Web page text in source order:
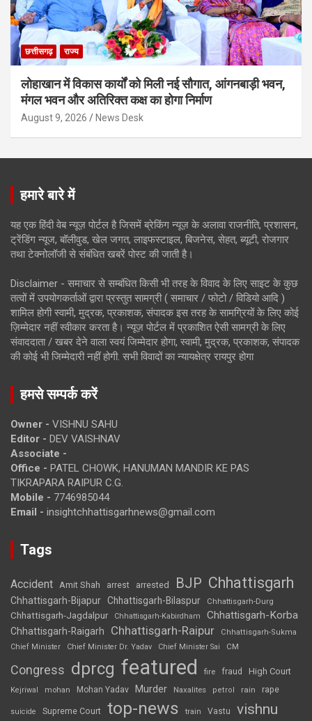
छत्तीसगढ़ राज्य
लोहाखान में विकास कार्यों को मिली नई सौगात, आंगनबाड़ी भवन,
मंगल भवन और अतिरिक्त कक्ष का होगा निर्माण
August 9, 2026 News Desk
हमारे बारे में
यह एक हिंदी वेब न्यूज़ पोर्टल है जिसमें ब्रेकिंग न्यूज़ के अलावा राजनीति, प्रशासन,
ट्रेंडिंग न्यूज, बॉलीवुड, खेल जगत, लाइफस्टाइल, बिजनेस, सेहत, ब्यूटी, रोजगार
तथा टेक्नोलॉजी से संबंधित खबरें पोस्ट की जाती है।
Disclaimer - समाचार से सम्बंधित किसी भी तरह के विवाद के लिए साइट के कुछ
तत्वों में उपयोगकर्ताओं द्वारा प्रस्तुत सामग्री ( समाचार / फोटो / विडियो आदि )
शामिल होगी स्वामी, मुद्रक, प्रकाशक, संपादक इस तरह के सामग्रियों के लिए कोई
ज़िम्मेदार नहीं स्वीकार करता है। न्यूज़ पोर्टल में प्रकाशित ऐसी सामग्री के लिए
संवाददाता / खबर देने वाला स्वयं जिम्मेदार होगा, स्वामी, मुद्रक, प्रकाशक, संपादक
की कोई भी जिम्मेदारी नहीं होगी. सभी विवादों का न्यायक्षेत्र रायपुर होगा
हमसे सम्पर्क करें
Owner - VISHNU SAHU
Editor - DEV VAISHNAV
Associate -
Office - PATEL CHOWK, HANUMAN MANDIR KE PAS
TIKRAPARA RAIPUR C.G.
Mobile - 7746985044
Email - insightchhattisgarhnews@gmail.com
Tags
Accident Amit Shah arrest arrested BJP Chhattisgarh
Chhattisgarh-Bijapur Chhattisgarh-Bilaspur Chhattisgarh-Durg
Chhattisgarh-Jagdalpur Chhattisgarh-Kabirdham Chhattisgarh-Korba
Chhattisgarh-Raigarh Chhattisgarh-Raipur
Chhattisgarh-Sukma
Chief Minister
Chief Minister Dr. Yadav Chief Minister Sai CM
Congress dprcg featured fire fraud High Court
Kejriwal mohan Mohan Yadav Murder Naxalites petrol rain rape
suicide Supreme Court top-news train Vastu vishnu